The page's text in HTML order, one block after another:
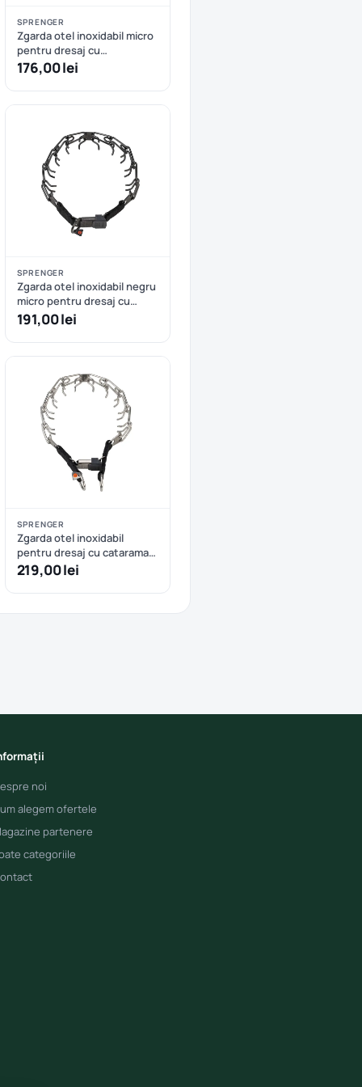
SPRENGER
Zgarda otel inoxidabil micro
pentru dresaj cu
strangulare si eliberare
rapida Sprenger – 40 cm
176,00 lei
SPRENGER
Zgarda otel inoxidabil negru
micro pentru dresaj cu
eliberare rapida Sprenger –
40 cm
191,00 lei
SPRENGER
Zgarda otel inoxidabil
pentru dresaj cu catarama
rapida Hermann Sprenger -
52 cm - 52 cm
219,00 lei
noi
alegem ofertele
partenere
categoriile